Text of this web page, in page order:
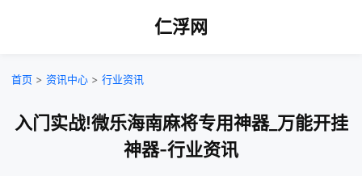
仁浮网
首页 > 资讯中心 > 行业资讯
入门实战!微乐海南麻将专用神器_万能开挂
神器-行业资讯